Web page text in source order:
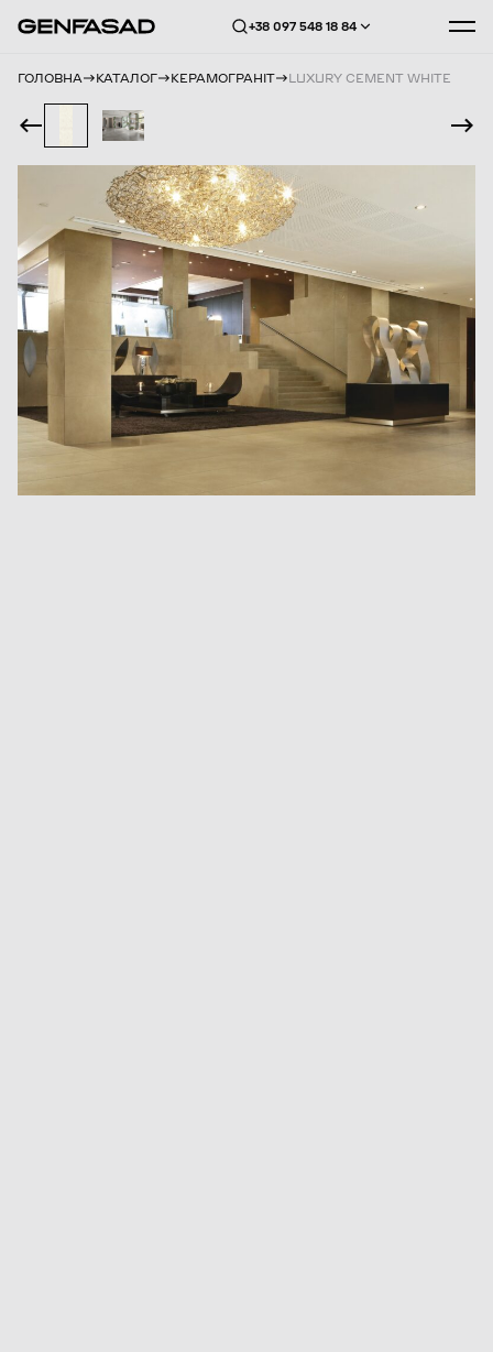
+38 097 548 18 84
ГОЛОВНА КАТАЛОГ КЕРАМОГРАНІТ LUXURY CEMENT WHITE